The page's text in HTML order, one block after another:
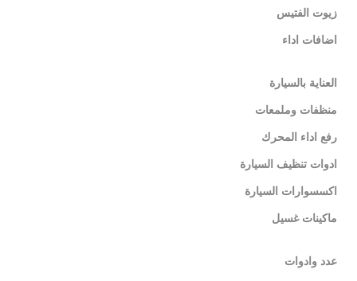
زيوت الفتيس
اضافات اداء
العناية بالسيارة
منظفات وملمعات
رفع اداء المحرك
ادوات تنظيف السيارة
اكسسوارات السيارة
ماكينات غسيل
عدد وادوات